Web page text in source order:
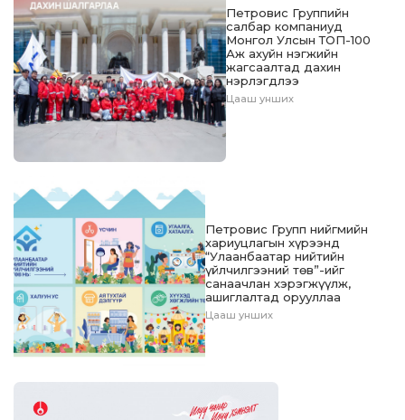
Петровис Группийн
салбар компаниуд
Монгол Улсын ТОП-100
Аж ахуйн нэгжийн
жагсаалтад дахин
нэрлэгдлээ
Цааш унших
Петровис Групп нийгмийн
хариуцлагын хүрээнд
“Улаанбаатар нийтийн
үйлчилгээний төв”-ийг
санаачлан хэрэгжүүлж,
ашиглалтад орууллаа
Цааш унших